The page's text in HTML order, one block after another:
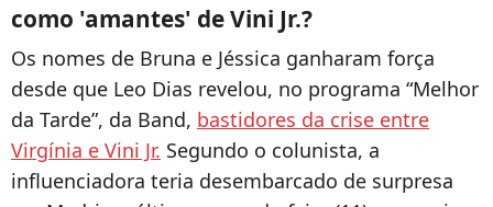
como 'amantes' de Vini Jr.?
Os nomes de Bruna e Jéssica ganharam força
desde que Leo Dias revelou, no programa “Melhor
da Tarde”, da Band, bastidores da crise entre
Virgínia e Vini Jr. Segundo o colunista, a
influenciadora teria desembarcado de surpresa